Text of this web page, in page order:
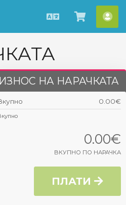
Macedonian
ИЗНОС НА НАРАЧКАТА
0.00€
0.00€
ВКУПНО ПО НАРАЧКА
ПЛАТИ